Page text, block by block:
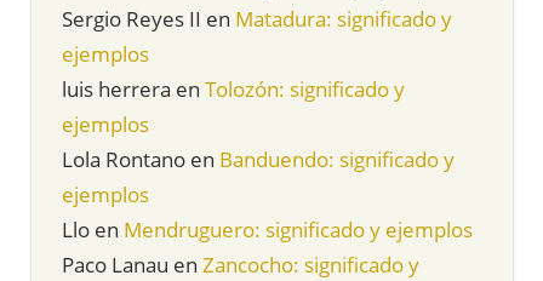
Sergio Reyes II en Matadura: significado y
ejemplos
luis herrera en Tolozón: significado y
ejemplos
Lola Rontano en Banduendo: significado y
ejemplos
Llo en Mendruguero: significado y ejemplos
Paco Lanau en Zancocho: significado y